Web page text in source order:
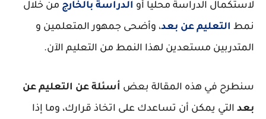
لاستكمال الدراسة محليا أو الدراسة بالخارج من خلال
نمط التعليم عن بعد، وأضحى جمهور المتعلمين و
المتدربين مستعدين لهذا النمط من التعليم الآن.
سنطرح في هذه المقالة بعض أسئلة عن التعليم عن
بعد التي يمكن أن تساعدك على اتخاذ قرارك، وما إذا